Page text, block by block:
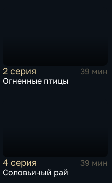
2 серия
39 мин
Огненные птицы
4 серия
39 мин
Соловьиный рай